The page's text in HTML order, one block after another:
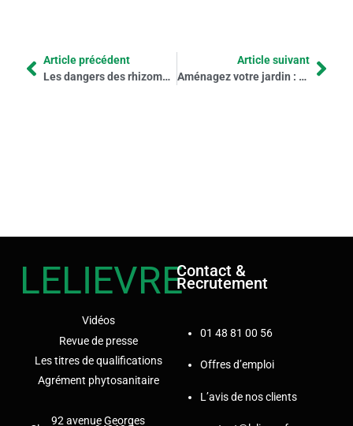
Article précédent
Les dangers des rhizomes de bambous sur les fondations : comment garder le contrôle ?
Article suivant
Aménagez votre jardin : comment bénéficier du crédit d’impôt et de la déduction fiscale pour mes travaux de paysagisme ?
LELIEVRE
Vidéos
Revue de presse
Les titres de qualifications
Agrément phytosanitaire
92 avenue Georges
Contact &
Recrutement
01 48 81 00 56
Offres d’emploi
L’avis de nos clients